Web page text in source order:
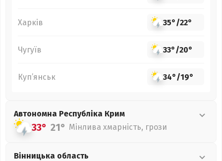
Харків 35°/22°
Чугуїв 33°/20°
Куп’янськ 34°/19°
Автономна Республіка Крим
33° 21° Мінлива хмарність, грози
Вінницька область